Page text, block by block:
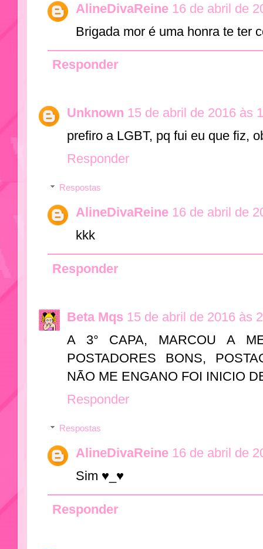
AlineDivaReine 16 de abril de
Brigada mor é uma honra te ter
Responder
Unknown 15 de abril de 2016 às
prefiro a LGBT, pq fui eu que fiz,
Responder
Respostas
AlineDivaReine 16 de abril de
kkk
Responder
Beta Mqs 15 de abril de 2016 às
A 3° CAPA, MARCOU A
POSTADORES BONS,
NÃO ME ENGANO FOI INICIO
Responder
Respostas
AlineDivaReine 16 de abril de
Sim ♥_♥
Responder